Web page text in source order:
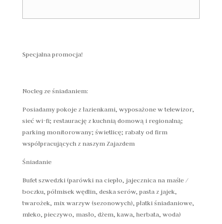
Specjalna promocja!
Nocleg ze śniadaniem:
Posiadamy pokoje z łazienkami, wyposażone w telewizor,
sieć wi-fi; restaurację z kuchnią domową i regionalną;
parking monitorowany; świetlicę; rabaty od firm
współpracujących z naszym Zajazdem
Śniadanie
Bufet szwedzki (parówki na ciepło, jajecznica na maśle /
boczku, półmisek wędlin, deska serów, pasta z jajek,
twarożek, mix warzyw (sezonowych), płatki śniadaniowe,
mleko, pieczywo, masło, dżem, kawa, herbata, woda)